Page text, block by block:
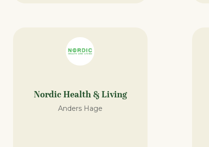
Nordic Health & Living
Anders Hage